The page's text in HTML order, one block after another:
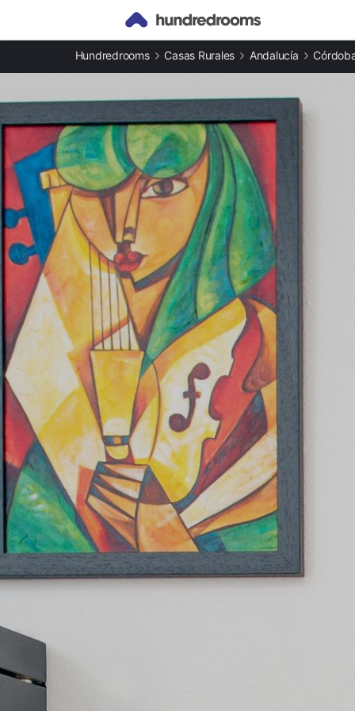
Casas rurales en Hornachuelos
Apartamentos en Hornachuelos
Hundredrooms Casas Rurales Andalucía